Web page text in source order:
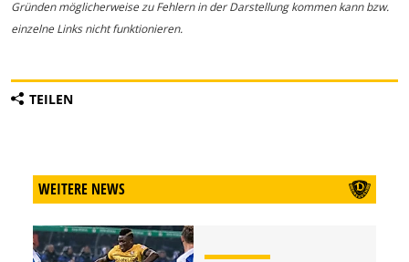
Gründen möglicherweise zu Fehlern in der Darstellung kommen kann bzw.
einzelne Links nicht funktionieren.
TEILEN
WEITERE NEWS